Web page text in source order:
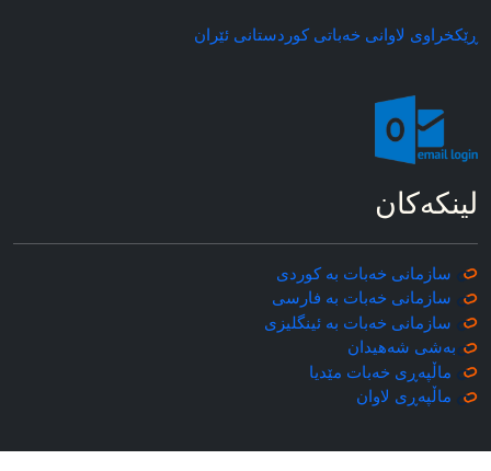
ڕێکخراوی لاوانی خه‌باتی کوردستانی ئێران
لینکه‌کان
سازمانی خه‌بات به کوردی
سازمانی خه‌بات به فارسی
سازمانی خه‌بات به ئینگلیزی
به‌شی شه‌هیدان
ماڵپه‌ڕی خه‌بات مێدیا
ماڵپه‌ڕی لاوان